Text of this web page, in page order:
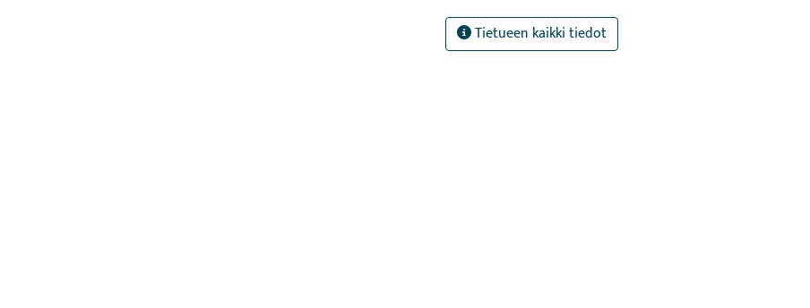
Tietueen kaikki tiedot